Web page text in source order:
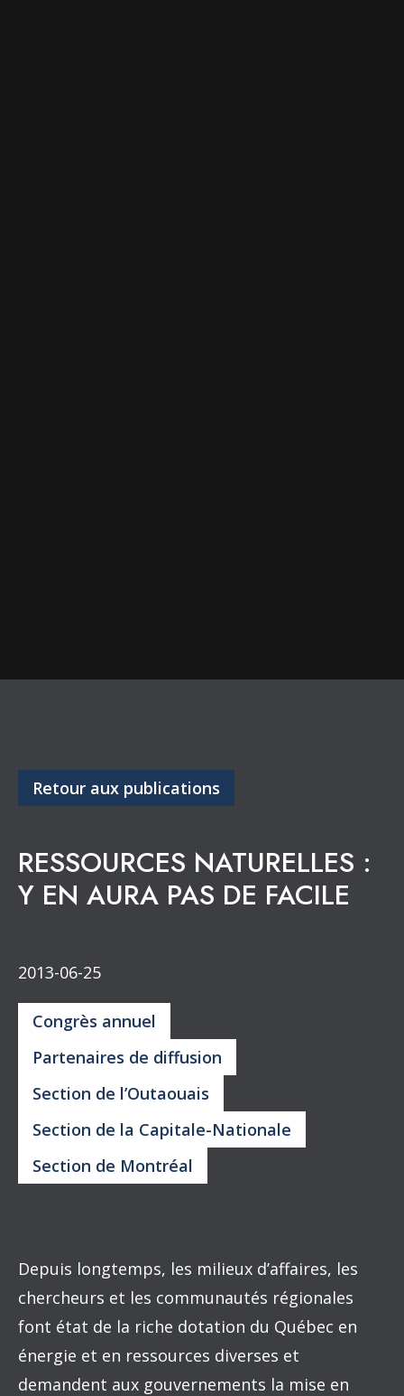
Retour aux publications
RESSOURCES NATURELLES :
Y EN AURA PAS DE FACILE
2013-06-25
Congrès annuel
Partenaires de diffusion
Section de l’Outaouais
Section de la Capitale-Nationale
Section de Montréal
Depuis longtemps, les milieux d’affaires, les
chercheurs et les communautés régionales
font état de la riche dotation du Québec en
énergie et en ressources diverses et
demandent aux gouvernements la mise en